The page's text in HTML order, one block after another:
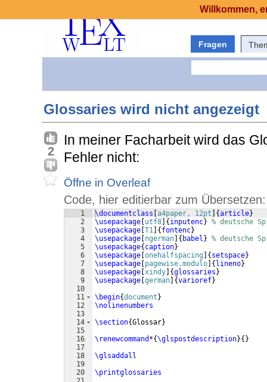
Fragen
Glossaries wird nicht angezeigt
2
In meiner Facharbeit wird das
Fehler nicht:
Öffne in Overleaf
Code, hier editierbar zum Übersetzen:
1
2
3
4
5
6
7
8
9
10
11
12
13
14
15
16
17
18
19
20
\documentclass a4paper, 12pt {article}
\usepackage utf8 { inputenc} % deutsche
\usepackage T1 { fontenc}
\usepackage ngerman { babel } % deutsche
\usepackage{ caption}
\usepackage onehalfspacing { setspace}
\usepackage pagewise,modulo { lineno}
\usepackage xindy {glossaries }
\usepackage german {varioref}
\begin{document }
\nolinenumbers
\section{Glossar}
\renewcommand *{\glspostdescription}{ }
\glsaddall
\printglossaries
Willkommen,